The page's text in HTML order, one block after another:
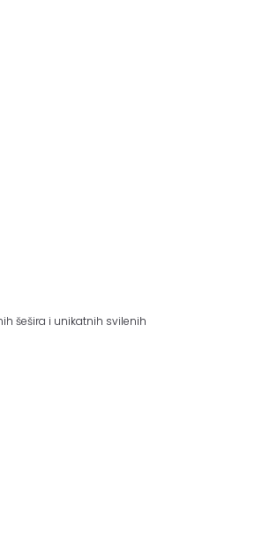
šešira i unikatnih svilenih